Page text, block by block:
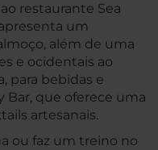
restaurante Sea
um
além de uma
e ocidentais ao
para bebidas e
Bar, que oferece uma
artesanais.
ou faz um treino no